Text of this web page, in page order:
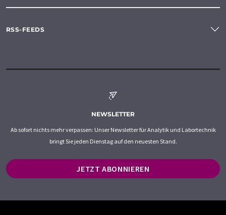
RSS-FEEDS
NEWSLETTER
Ab sofort nichts mehr verpassen: Unser Newsletter für Analytik und Labortechnik
bringt Sie jeden Dienstag auf den neuesten Stand.
JETZT ABONNIEREN